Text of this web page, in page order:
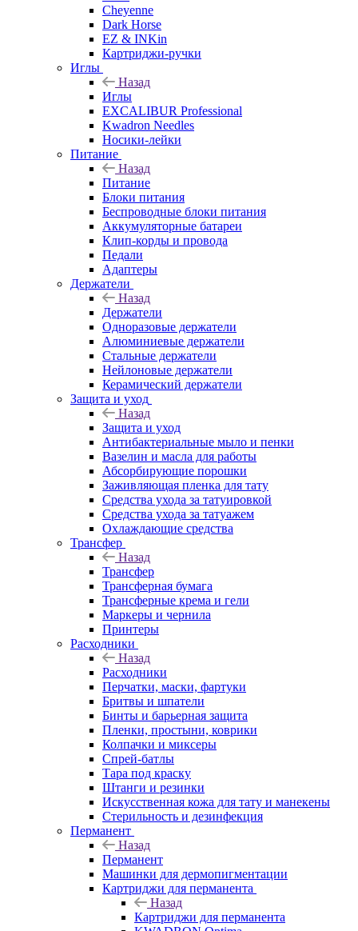
Cheyenne
Dark Horse
EZ & INKin
Картриджи-ручки
Иглы
Назад
Иглы
EXCALIBUR Professional
Kwadron Needles
Носики-лейки
Питание
Назад
Питание
Блоки питания
Беспроводные блоки питания
Аккумуляторные батареи
Клип-корды и провода
Педали
Адаптеры
Держатели
Назад
Держатели
Одноразовые держатели
Алюминиевые держатели
Стальные держатели
Нейлоновые держатели
Керамический держатели
Защита и уход
Назад
Защита и уход
Антибактериальные мыло и пенки
Вазелин и масла для работы
Абсорбирующие порошки
Заживляющая пленка для тату
Средства ухода за татуировкой
Средства ухода за татуажем
Охлаждающие средства
Трансфер
Назад
Трансфер
Трансферная бумага
Трансферные крема и гели
Маркеры и чернила
Принтеры
Расходники
Назад
Расходники
Перчатки, маски, фартуки
Бритвы и шпатели
Бинты и барьерная защита
Пленки, простыни, коврики
Колпачки и миксеры
Спрей-батлы
Тара под краску
Штанги и резинки
Искусственная кожа для тату и манекены
Стерильность и дезинфекция
Перманент
Назад
Перманент
Машинки для дермопигментации
Картриджи для перманента
Назад
Картриджи для перманента